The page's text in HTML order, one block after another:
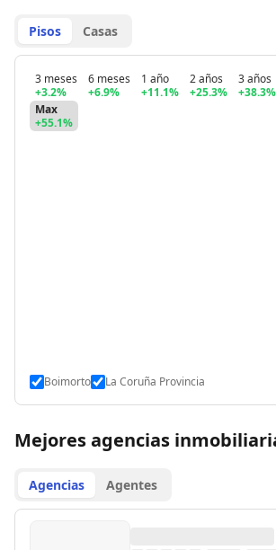
Pisos Casas
3 meses
+3.2%
6 meses
+6.9%
1 año
+11.1%
2 años
+25.3%
3 años
+38.3%
Max
+55.1%
Boimorto La Coruña Provincia
Mejores agencias
Agencias Agentes